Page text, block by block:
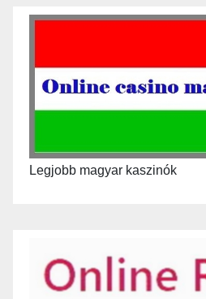
Legjobb magyar kaszinók